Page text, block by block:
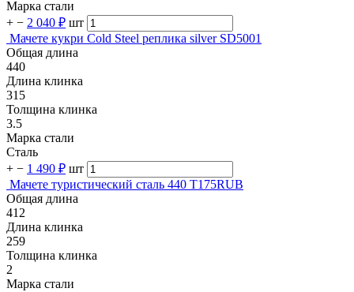
Марка стали
+ − 2 040 ₽ шт
Мачете кукри Cold Steel реплика silver SD5001
Общая длина
440
Длина клинка
315
Толщина клинка
3.5
Марка стали
Сталь
+ − 1 490 ₽ шт
Мачете туристический сталь 440 T175RUB
Общая длина
412
Длина клинка
259
Толщина клинка
2
Марка стали